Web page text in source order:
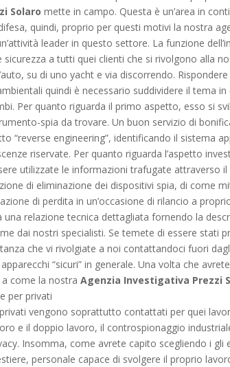
Solaro mette in campo. Questa è un’area in
quindi, proprio per questi motivi la nostra
leader in questo settore. La funzione
sicurezza a tutti quei clienti che si rivolgono alla
su di uno yacht e via discorrendo.
quindi è necessario suddividere il tema
Per quanto riguarda il primo aspetto, esso si
spia da trovare. Un buon servizio di
“reverse engineering”, identificando il sistema
riservate. Per quanto riguarda l’aspetto
utilizzate le informazioni trafugate attraverso
di eliminazione dei dispositivi spia, di come
di perdita in un’occasione di rilancio a
una relazione tecnica dettagliata fornendo la
dai nostri specialisti. Se temete di essere stati
che vi rivolgiate a noi contattandoci fuori
“sicuri” in generale. Una volta che
a come la nostraAgenzia Investigativa Prezzi
per privati
vengono soprattutto contattati per quei
e il doppio lavoro, il controspionaggio
Insomma, come avrete capito scegliendo i
personale capace di svolgere il proprio